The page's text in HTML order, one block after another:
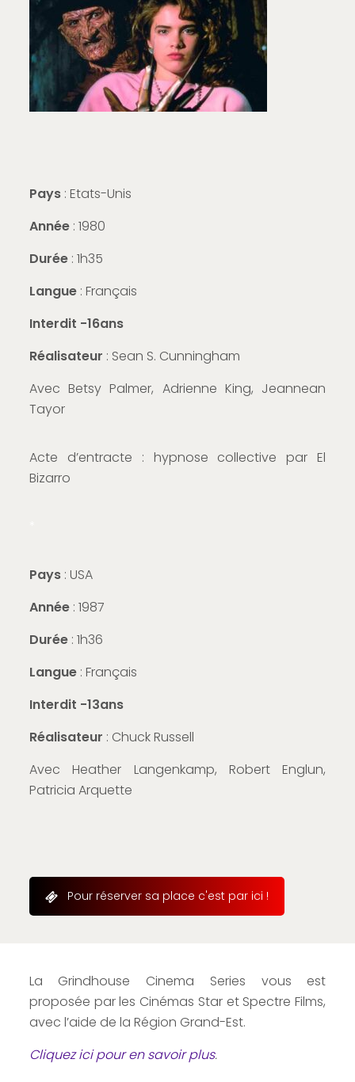
Pays: Etats-Unis
Année: 1980
Durée: 1h35
Langue: Français
Interdit -16ans
Réalisateur : Sean S. Cunningham
Avec Betsy Palmer, Adrienne King, Jeannean
Tayor
Acte d’entracte : hypnose collective par El
Bizarro
Pays: USA
Année: 1987
Durée: 1h36
Langue: Français
Interdit -13ans
Réalisateur : Chuck Russell
Avec Heather Langenkamp, Robert Englun,
Patricia Arquette
Pour réserver sa place c'est par ici !
La Grindhouse Cinema Series vous est
proposée par les Cinémas Star et Spectre Films,
avec l’aide de la Région Grand-Est.
Cliquez ici pour en savoir plus.